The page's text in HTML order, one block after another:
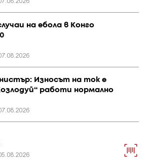
на ебола в Конго
Износът на ток е
работи нормално